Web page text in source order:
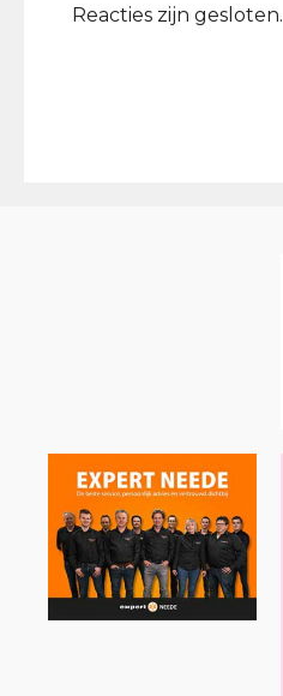
Reacties zijn gesloten.